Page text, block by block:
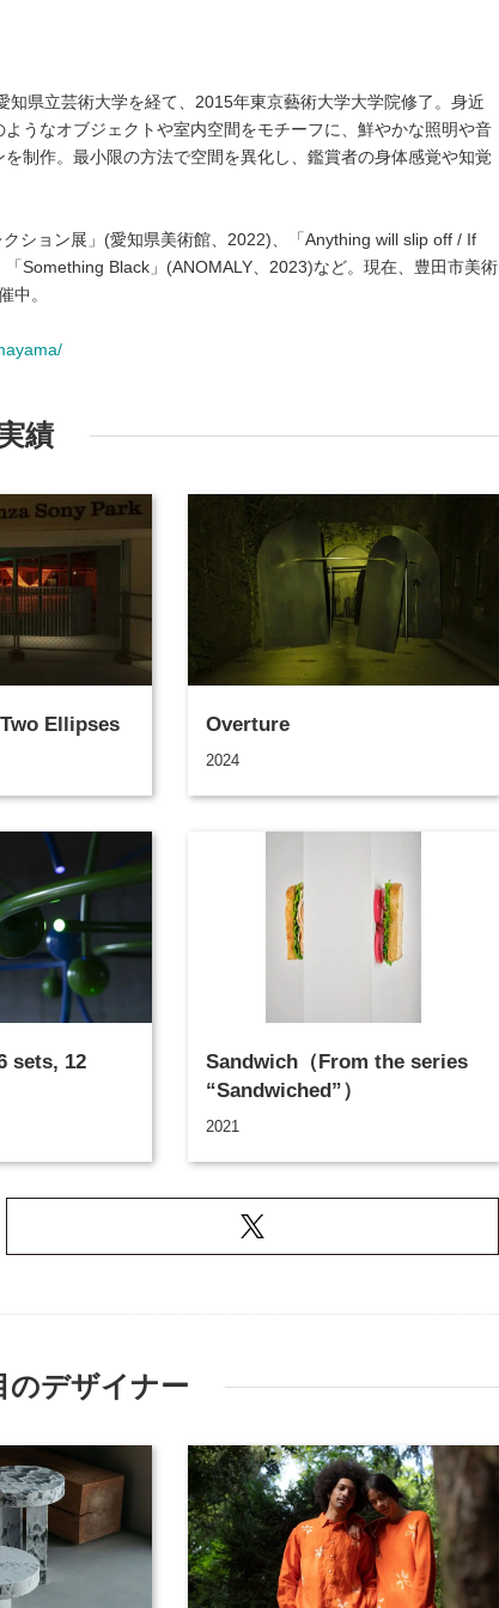
知県立芸術大学を経て、2015年東京藝術大学大学院修了。身近
うなオブジェクトや室内空間をモチーフに、鮮やかな照明や音
制作。最小限の方法で空間を異化し、鑑賞者の身体感覚や知覚
ション展」(愛知県美術館、2022)、「Anything will slip off / If
Something Black」(ANOMALY、2023)など。現在、豊田市美術
中。
績
Ellipses Overture
2024
sets, 12
Sandwich（From the series
“Sandwiched”）
2021
のデザイナー